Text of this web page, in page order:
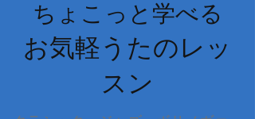
ちょこっと学べる
​お気軽うたのレッ
スン